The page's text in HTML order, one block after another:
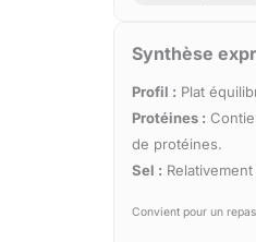
Synthèse
Profil : Plat
Protéines :
de protéines.
Sel :
Convient pour un